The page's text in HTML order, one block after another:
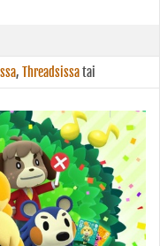
, Threadsissatai